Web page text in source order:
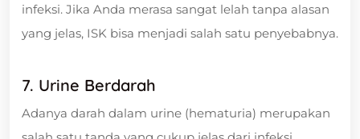
infeksi. Jika Anda merasa sangat lelah tanpa alasan
yang jelas, ISK bisa menjadi salah satu penyebabnya.
7. Urine Berdarah
Adanya darah dalam urine (hematuria) merupakan